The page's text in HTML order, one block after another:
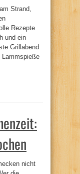
Strand,
Rezepte
und ein
Grillabend
nicht